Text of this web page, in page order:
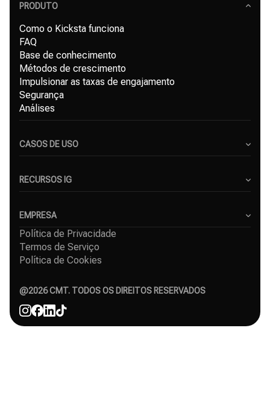
PRODUTO
Como o Kicksta funciona
FAQ
Base de conhecimento
Métodos de crescimento
Impulsionar as taxas de engajamento
Segurança
Análises
CASOS DE USO
Pequenas Empresas
Freelancers
RECURSOS IG
Gerador de Hashtags para Instagram
Serviço de crescimento no Instagram
Crescimento orgânico no Instagram
Seguidores grátis no Instagram
EMPRESA
Sobre Nós
Casos de Sucesso
Contacto
Agência
@2026CMT. TODOS OS DIREITOS RESERVADOS
Política de Privacidade
Termos de Serviço
Política de Cookies